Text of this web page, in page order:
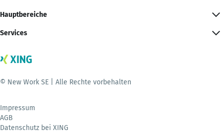
Hauptbereiche
Services
© New Work SE | Alle Rechte vorbehalten
Impressum
AGB
Datenschutz bei XING